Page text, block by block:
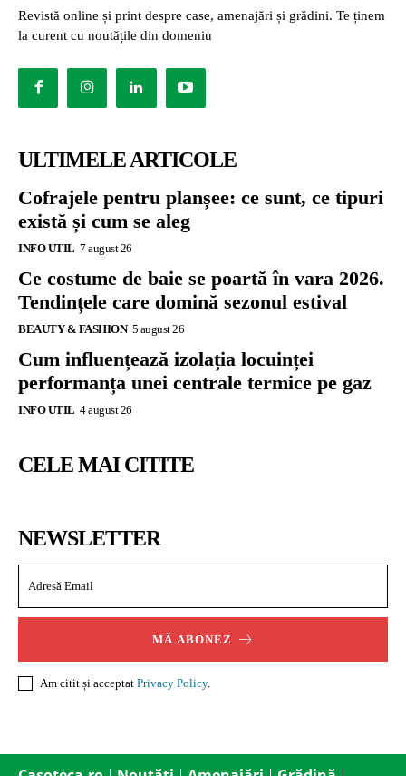
Revistă online și print despre case, amenajări și grădini. Te ținem
la curent cu noutățile din domeniu
ULTIMELE ARTICOLE
Cofrajele pentru planșee: ce sunt, ce tipuri
există și cum se aleg
INFO UTIL 7 august 26
Ce costume de baie se poartă în vara 2026.
Tendințele care domină sezonul estival
BEAUTY & FASHION 5 august 26
Cum influențează izolația locuinței
performanța unei centrale termice pe gaz
INFO UTIL 4 august 26
CELE MAI CITITE
NEWSLETTER
MĂ ABONEZ
Am citit și acceptat Privacy Policy.